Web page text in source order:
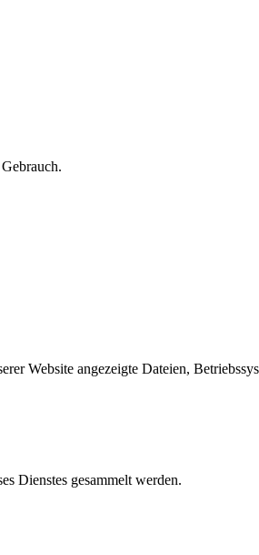
Website angezeigte Dateien,
Dienstes gesammelt werden.